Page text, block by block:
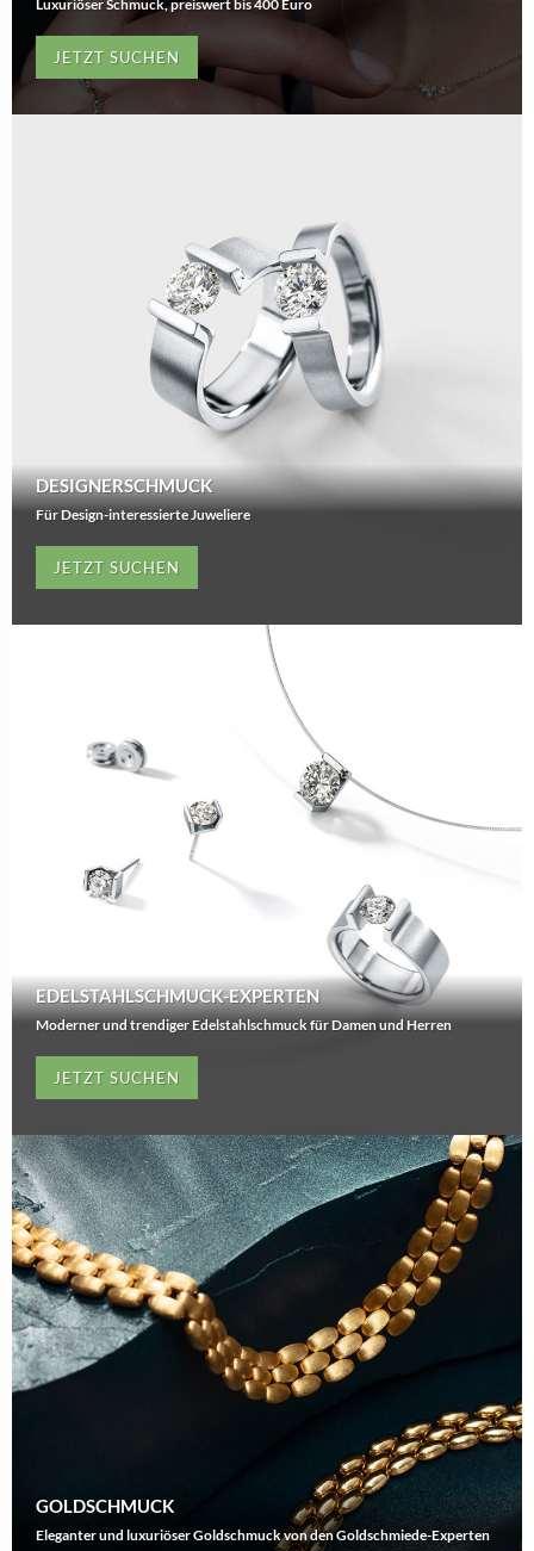
Luxuriöser Schmuck, preiswert bis 400 Euro
JETZT SUCHEN
DESIGNERSCHMUCK
Für Design-interessierte Juweliere
JETZT SUCHEN
EDELSTAHLSCHMUCK-EXPERTEN
Moderner und trendiger Edelstahlschmuck für Damen und Herren
JETZT SUCHEN
GOLDSCHMUCK
Eleganter und luxuriöser Goldschmuck von den Goldschmiede-Experten